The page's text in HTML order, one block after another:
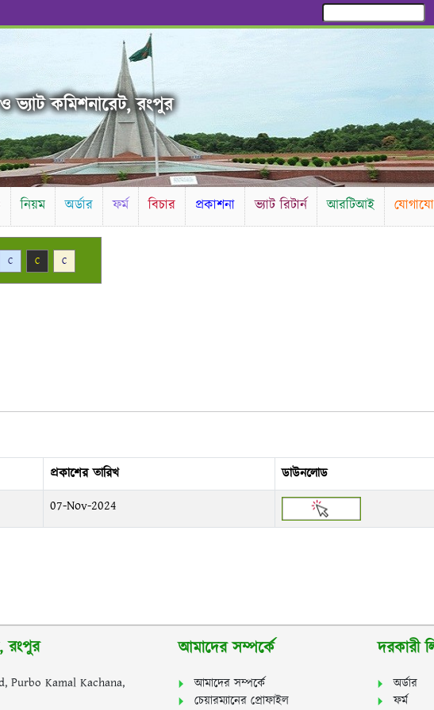
কমিশনারেট, রংপুর
নিয়ম অর্ডার ফর্ম বিচার প্রকাশনা ভ্যাট রিটার্ন আরটিআই
C C C
প্রকাশের তারিখ
ডাউনলোড
07-Nov-2024
রংপুর
Purbo Kamal Kachana,
আমাদের সম্পর্কে
আমাদের সম্পর্কে
চেয়ারম্যানের প্রোফাইল
দরকারী
অর্ডার
ফর্ম